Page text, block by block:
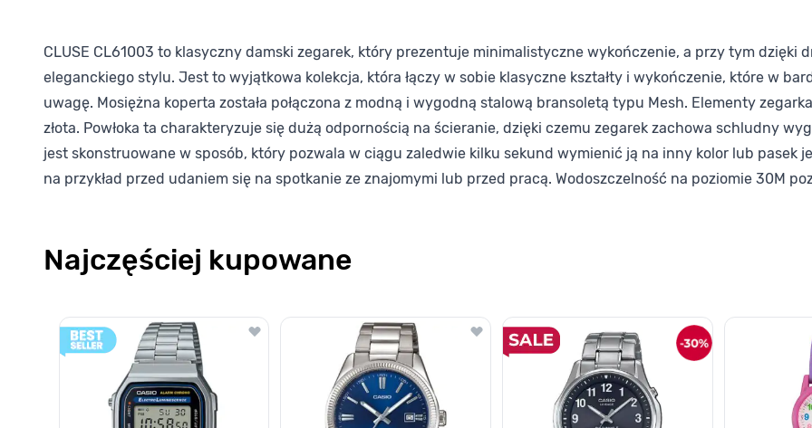
CLUSE CL61003 to klasyczny damski zegarek, który prezentuje minimalistyczne wykończenie, a przy tym dzięki
eleganckiego stylu. Jest to wyjątkowa kolekcja, która łączy w sobie klasyczne kształty i wykończenie, które w
uwagę. Mosiężna koperta została połączona z modną i wygodną stalową bransoletą typu Mesh. Elementy
złota. Powłoka ta charakteryzuje się dużą odpornością na ścieranie, dzięki czemu zegarek zachowa schludny
jest skonstruowane w sposób, który pozwala w ciągu zaledwie kilku sekund wymienić ją na inny kolor lub pasek
na przykład przed udaniem się na spotkanie ze znajomymi lub przed pracą. Wodoszczelność na poziomie 30M
Najczęściej kupowane
Poruszanie się po elementach karuzeli jest możliwe za pomocą klawisza tabulacji. Możesz pominąć karuzelę lub przejść
Naciśnij, aby pominąć karuzelę
Naciśnij, aby przejść do nawigacji karuzeli